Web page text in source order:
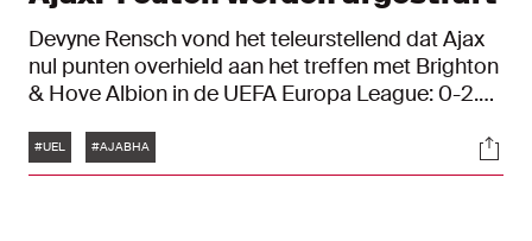
Devyne Rensch vond het teleurstellend dat Ajax
nul punten overhield aan het treffen met Brighton
& Hove Albion in de UEFA Europa League: 0-2.
de fouten bij Ajax genadeloos afstraften. "Zij
straffen onze fouten wel direct af, maar wij die
Tags
#UEL #AJABHA